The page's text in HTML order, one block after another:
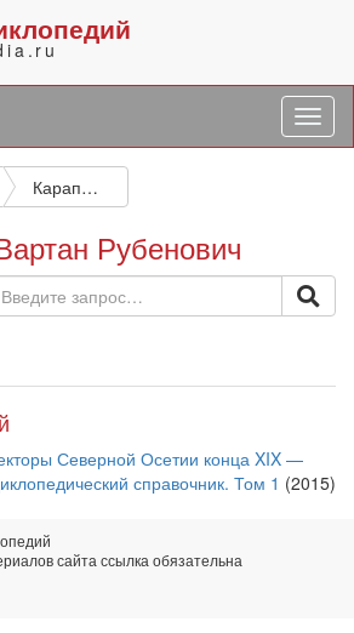
Карапетянц Вартан Рубенович
Рубенович
Северной Осетии конца XIX —
справочник. Том 1 (2015)
сайта ссылка обязательна